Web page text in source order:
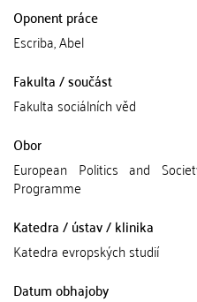
Oponent práce
Escriba, Abel
Fakulta / součást
Fakulta sociálních věd
Obor
European Politics and
Programme
Katedra / ústav / klinika
Katedra evropských studií
Datum obhajoby